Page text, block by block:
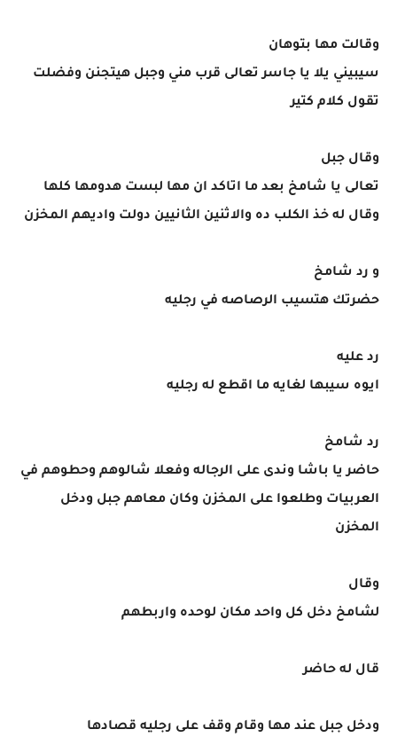
وقالت مها بتوهان
سيبيني يلا يا جاسر تعالى قرب مني وجبل هيتجنن وفضلت
تقول كلام كتير
وقال جبل
تعالى يا شامخ بعد ما اتاكد ان مها لبست هدومها كلها
وقال له خذ الكلب ده والاثنين الثانيين دولت واديهم المخزن
و رد شامخ
حضرتك هتسيب الرصاصه في رجليه
رد عليه
ايوه سيبها لغايه ما اقطع له رجليه
رد شامخ
حاضر يا باشا وندى على الرجاله وفعلا شالوهم وحطوهم في
العربيات وطلعوا على المخزن وكان معاهم جبل ودخل
المخزن
وقال
لشامخ دخل كل واحد مكان لوحده واربطهم
قال له حاضر
ودخل جبل عند مها وقام وقف على رجليه قصادها